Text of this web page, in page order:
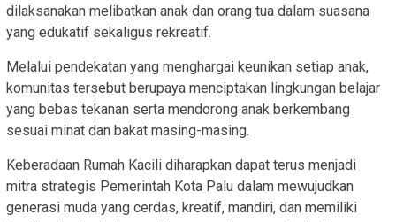
dilaksanakan melibatkan anak dan orang tua dalam suasana
yang edukatif sekaligus rekreatif.
Melalui pendekatan yang menghargai keunikan setiap anak,
komunitas tersebut berupaya menciptakan lingkungan belajar
yang bebas tekanan serta mendorong anak berkembang
sesuai minat dan bakat masing-masing.
Keberadaan Rumah Kacili diharapkan dapat terus menjadi
mitra strategis Pemerintah Kota Palu dalam mewujudkan
generasi muda yang cerdas, kreatif, mandiri, dan memiliki